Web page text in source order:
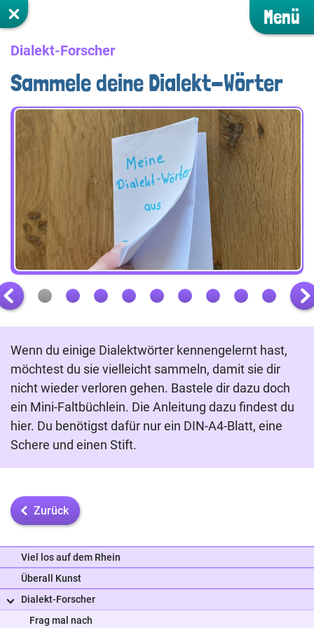
Menü
Dialekt-Forscher
Sammele deine Dialekt-Wörter
Wenn du einige Dialektwörter kennengelernt hast,
möchtest du sie vielleicht sammeln, damit sie dir
nicht wieder verloren gehen. Bastele dir dazu doch
ein Mini-Faltbüchlein. Die Anleitung dazu findest du
hier. Du benötigst dafür nur ein DIN-A4-Blatt, eine
Schere und einen Stift.
Zurück
Viel los auf dem Rhein
Überall Kunst
Dialekt-Forscher
Frag mal nach
Frag uns